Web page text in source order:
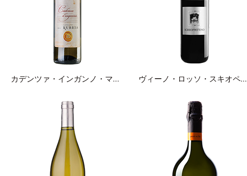
カデンツァ・インガンノ・マルヴァジア・パッシート ヴィーノ・ロッソ・スキオペッティーノ